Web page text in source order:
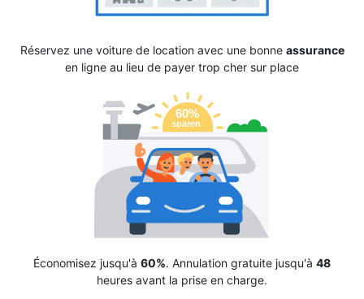
Réservez une voiture de location avec une bonne assurance
en ligne au lieu de payer trop cher sur place
Économisez jusqu'à 60%. Annulation gratuite jusqu'à 48
heures avant la prise en charge.